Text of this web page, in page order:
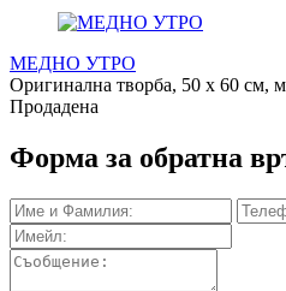
МЕДНО УТРО
Оригинална творба, 50 х 60 см,
Продадена
Форма за обратна